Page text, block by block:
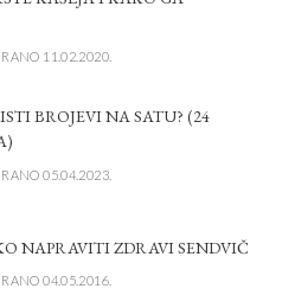
11.02.2020.
BROJEVI NA SATU? (24
05.04.2023.
NAPRAVITI ZDRAVI SENDVIČ
04.05.2016.